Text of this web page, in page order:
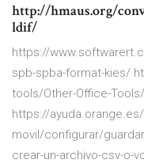
http://hmaus.org/
ldif/
https://
spb-spba-format-kies/
tools/Other-Office-
https://
movil/configurar/
crear-un-archivo-csv-o-